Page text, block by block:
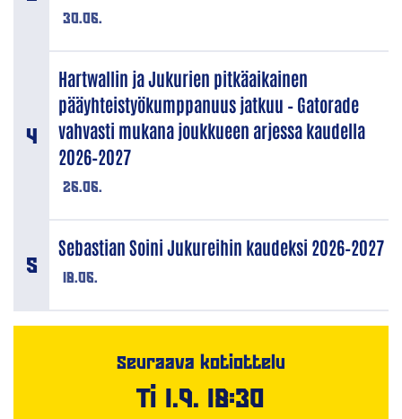
30.06.
26.06.
Hartwallin ja Jukurien pitkäaikainen
pääyhteistyökumppanuus jatkuu – Gatorade
vahvasti mukana joukkueen arjessa kaudella
2026–2027
18.06.
Sebastian Soini Jukureihin kaudeksi 2026–2027
Seuraava kotiottelu
Ti 1.9. 18:30